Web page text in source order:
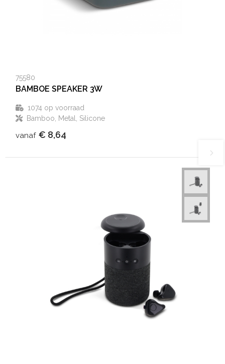
75580
BAMBOE SPEAKER 3W
1074 op voorraad
Bamboo, Metal, Silicone
vanaf € 8,64